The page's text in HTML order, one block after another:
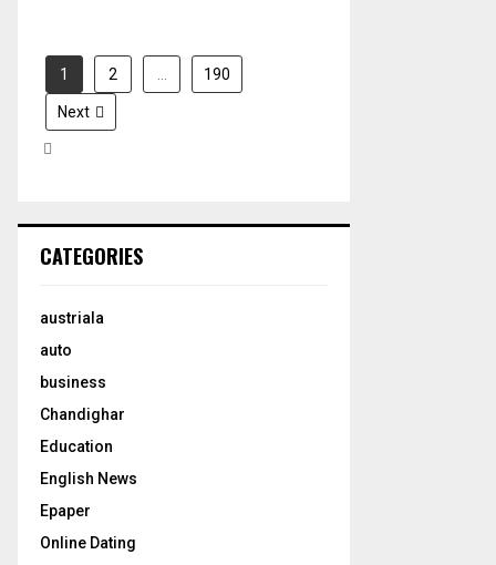
1 2 190
Next
CATEGORIES
austriala
auto
business
Chandighar
Education
English News
Epaper
Online Dating